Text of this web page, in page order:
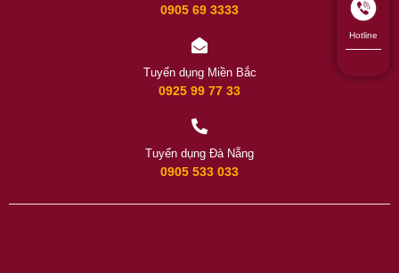
0905 69 3333
Tuyển dụng Miền Bắc
0925 99 77 33
Tuyển dụng Đà Nẵng
0905 533 033
Hotline